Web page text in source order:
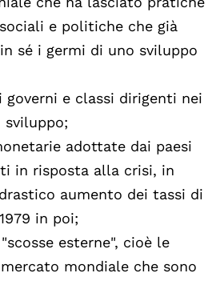
e politiche che già
sé i germi di uno sviluppo
e classi dirigenti nei
sviluppo;
adottate dai paesi
in risposta alla crisi, in
aumento dei tassi di
in poi;
esterne", cioè le
mondiale che sono